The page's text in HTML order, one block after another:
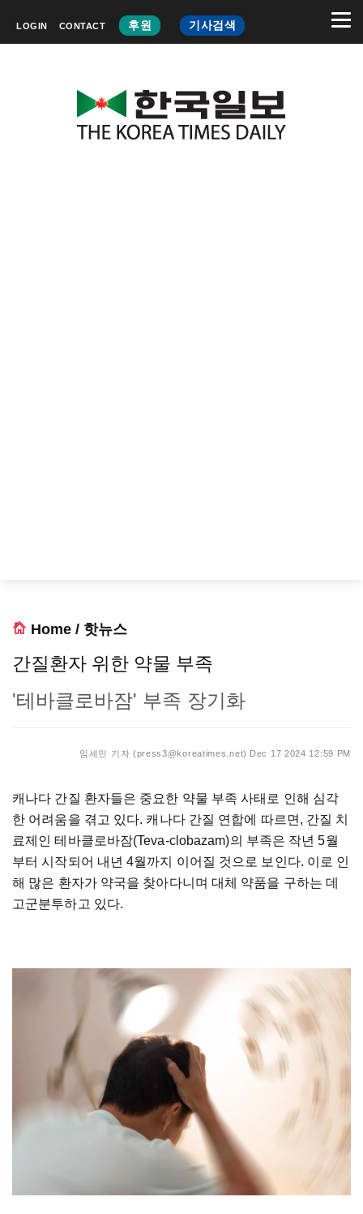
LOGIN CONTACT 후원 기사검색
Home / 핫뉴스
간질환자 위한 약물 부족
'테바클로바잠' 부족 장기화
임세민 기자 (press3@koreatimes.net) Dec 17 2024 12:59 PM
캐나다 간질 환자들은 중요한 약물 부족 사태로 인해 심각
한 어려움을 겪고 있다. 캐나다 간질 연합에 따르면, 간질 치
료제인 테바클로바잠(Teva-clobazam)의 부족은 작년 5월
부터 시작되어 내년 4월까지 이어질 것으로 보인다. 이로 인
해 많은 환자가 약국을 찾아다니며 대체 약품을 구하는 데
고군분투하고 있다.